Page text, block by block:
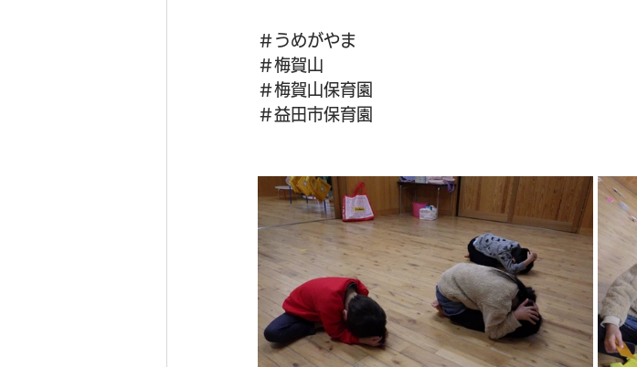
＃うめがやま
＃梅賀山
＃梅賀山保育園
＃益田市保育園